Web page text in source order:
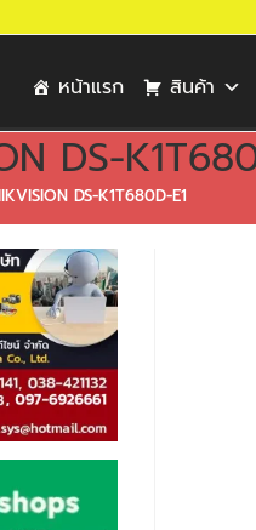
หน้าแรก สินค้า
DS-
DS-K1T680D-E1